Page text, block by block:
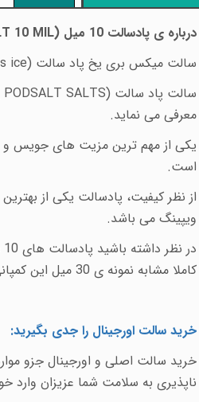
درباره ی پادسالت 10 میل
10 MIL)
سالت میکس بری یخ پاد سالت (ice
سالت پاد سالت SALTS)
معرفی می نماید.
یکی از مهم ترین مزیت های جویس و
است.
از نظر کیفیت، پادسالت یکی از
ویپینگ می باشد.
کاملا مشابه نمونه ی 30 میل این کمپانی است.
خرید سالت اورجینال را جدی بگیرید:
خرید سالت اصلی و اورجینال جزو
ناپذیری به سلامت شما عزیزان وارد